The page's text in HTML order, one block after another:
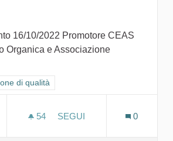
16/10/2022 Promotore CEAS
Organica e Associazione
categoria: GOAL 4 - Istruzione di qualità
di qualità
54 54 SOSTENITORI
SEGUI
0